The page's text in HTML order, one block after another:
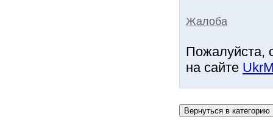
Жалоба
Пожалуйста,
на сайте